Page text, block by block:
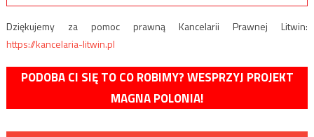
Dziękujemy za pomoc prawną Kancelarii Prawnej Litwin:
https://kancelaria-litwin.pl
PODOBA CI SIĘ TO CO ROBIMY? WESPRZYJ PROJEKT
MAGNA POLONIA!